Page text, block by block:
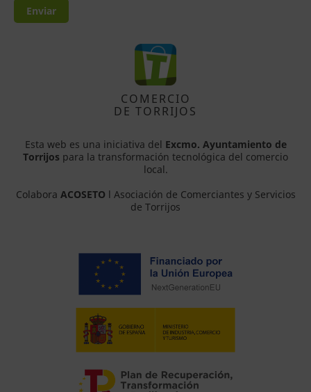
Enviar
COMERCIO
DE TORRIJOS
Esta web es una iniciativa del Excmo. Ayuntamiento de
Torrijos para la transformación tecnológica del comercio
local.
Colabora ACOSETO l Asociación de Comerciantes y Servicios
de Torrijos